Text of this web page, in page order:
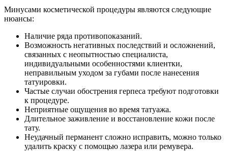
Минусами косметической процедуры являются следующие
нюансы:
Наличие ряда противопоказаний.
Возможность негативных последствий и осложнений,
связанных с неопытностью специалиста,
индивидуальными особенностями клиентки,
неправильным уходом за губами после нанесения
татуировки.
Частые случаи обострения герпеса требуют подготовки
к процедуре.
Неприятные ощущения во время татуажа.
Длительное заживление и восстановление кожи после
тату.
Неудачный перманент сложно исправить, можно только
удалить краску с помощью лазера или ремувера.